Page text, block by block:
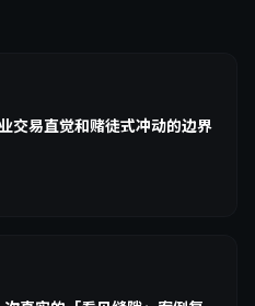
交易直觉和赌徒式冲动的边界